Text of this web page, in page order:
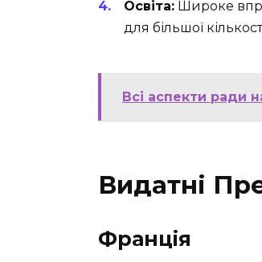
Освіта: Широке
для більшої
Всі аспекти ради
Видатні
Франція